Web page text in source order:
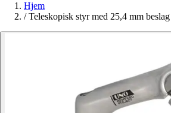
Hjem
/ Teleskopisk styr med 25,4 mm